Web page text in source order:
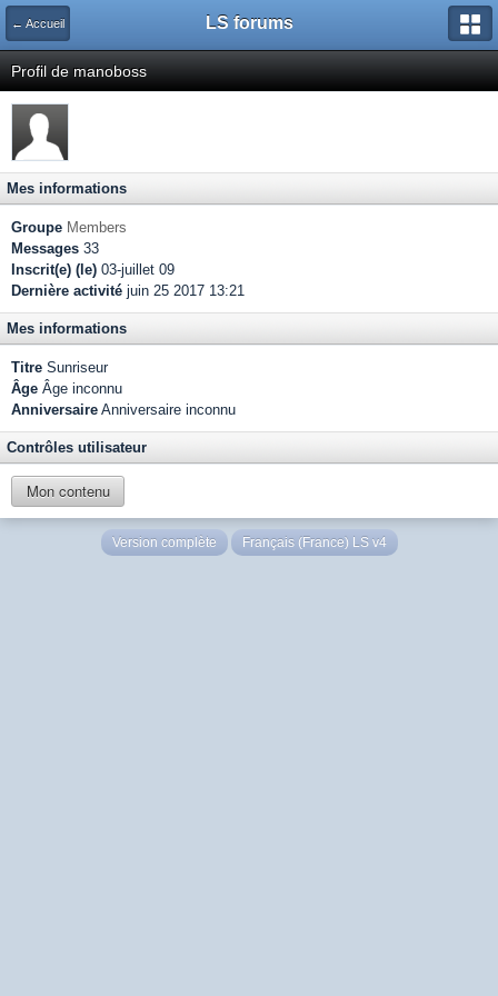
← Accueil LS forums
Profil de manoboss
Mes informations
Groupe Members
Messages 33
Inscrit(e) (le) 03-juillet 09
Dernière activité juin 25 2017 13:21
Mes informations
Titre Sunriseur
Âge Âge inconnu
Anniversaire Anniversaire inconnu
Contrôles utilisateur
Mon contenu
Version complète Français (France) LS v4